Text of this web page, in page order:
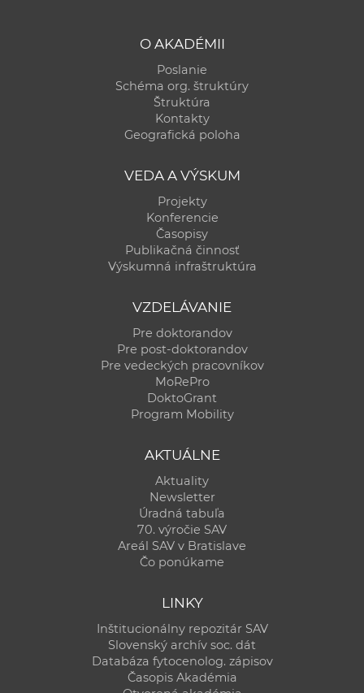
O AKADÉMII
Poslanie
Schéma org. štruktúry
Štruktúra
Kontakty
Geografická poloha
VEDA A VÝSKUM
Projekty
Konferencie
Časopisy
Publikačná činnosť
Výskumná infraštruktúra
VZDELÁVANIE
Pre doktorandov
Pre post-doktorandov
Pre vedeckých pracovníkov
MoRePro
DoktoGrant
Program Mobility
AKTUÁLNE
Aktuality
Newsletter
Úradná tabuľa
70. výročie SAV
Areál SAV v Bratislave
Čo ponúkame
LINKY
Inštitucionálny repozitár SAV
Slovenský archív soc. dát
Databáza fytocenolog. zápisov
Časopis Akadémia